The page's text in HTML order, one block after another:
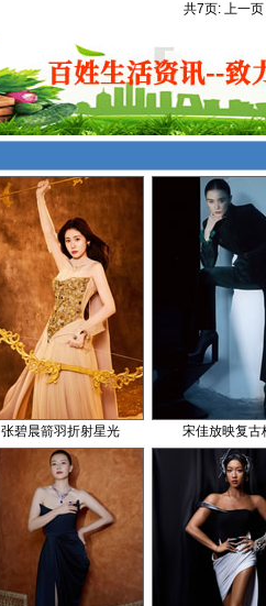
共7页: 上一
张碧晨箭羽折射星光 宋佳放映复古